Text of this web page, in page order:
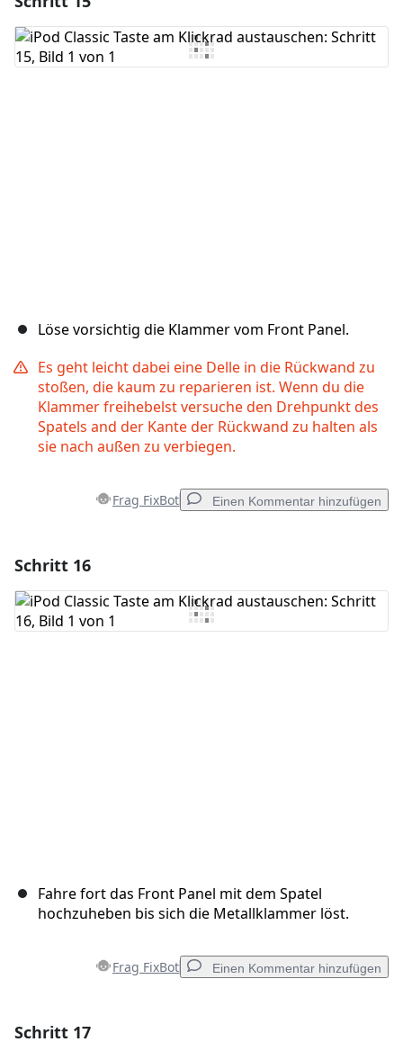
Kommentar hinzufügen
Löse vorsichtig die Klammer vom Front Panel.
Es geht leicht dabei eine Delle in die Rückwand zu
stoßen, die kaum zu reparieren ist. Wenn du die
Klammer freihebelst versuche den Drehpunkt des
Spatels and der Kante der Rückwand zu halten als
sie nach außen zu verbiegen.
Frag FixBot Einen Kommentar hinzufügen
Kommentar hinzufügen
Schritt 16
Fahre fort das Front Panel mit dem Spatel
hochzuheben bis sich die Metallklammer löst.
Frag FixBot Einen Kommentar hinzufügen
Schritt 17